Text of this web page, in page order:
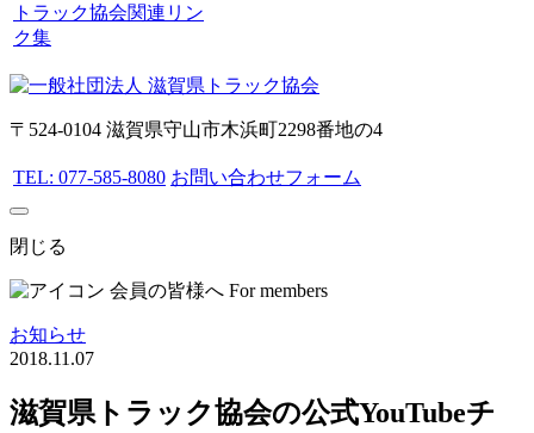
トラック協会関連リン
ク集
〒524-0104 滋賀県守山市木浜町2298番地の4
TEL: 077-585-8080 お問い合わせフォーム
閉じる
会員の皆様へ For members
お知らせ
2018.11.07
滋賀県トラック協会の公式YouTubeチ